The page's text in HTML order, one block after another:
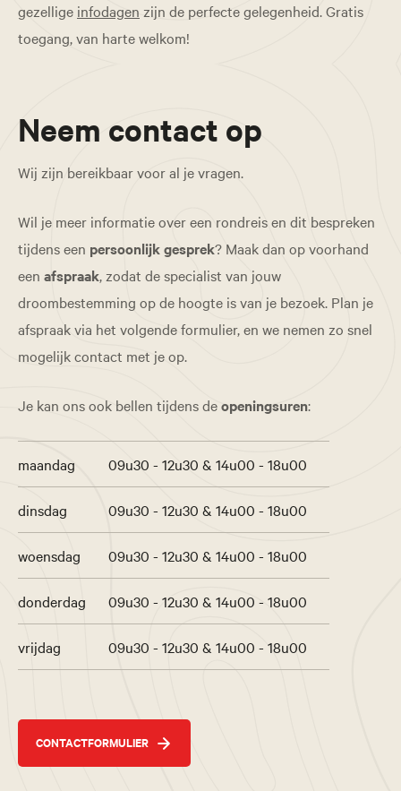
gezellige infodagen zijn de perfecte gelegenheid. Gratis
toegang, van harte welkom!
Neem contact op
Wij zijn bereikbaar voor al je vragen.
Wil je meer informatie over een rondreis en dit bespreken
tijdens een persoonlijk gesprek? Maak dan op voorhand
een afspraak, zodat de specialist van jouw
droombestemming op de hoogte is van je bezoek. Plan je
afspraak via het volgende formulier, en we nemen zo snel
mogelijk contact met je op.
Je kan ons ook bellen tijdens deopeningsuren:
maandag 09u30 - 12u30 & 14u00 - 18u00
dinsdag 09u30 - 12u30 & 14u00 - 18u00
woensdag 09u30 - 12u30 & 14u00 - 18u00
donderdag 09u30 - 12u30 & 14u00 - 18u00
vrijdag 09u30 - 12u30 & 14u00 - 18u00
CONTACTFORMULIER